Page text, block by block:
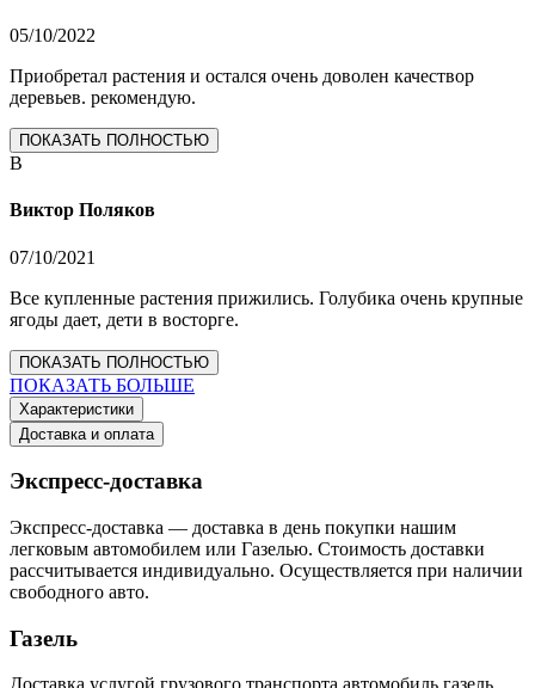
05/10/2022
Приобретал растения и остался очень доволен качествор
деревьев. рекомендую.
ПОКАЗАТЬ ПОЛНОСТЬЮ
В
Виктор Поляков
07/10/2021
Все купленные растения прижились. Голубика очень крупные
ягоды дает, дети в восторге.
ПОКАЗАТЬ ПОЛНОСТЬЮ
ПОКАЗАТЬ БОЛЬШЕ
Характеристики
Доставка и оплата
Экспресс-доставка
Экспресс-доставка — доставка в день покупки нашим
легковым автомобилем или Газелью. Стоимость доставки
рассчитывается индивидуально. Осуществляется при наличии
свободного авто.
Газель